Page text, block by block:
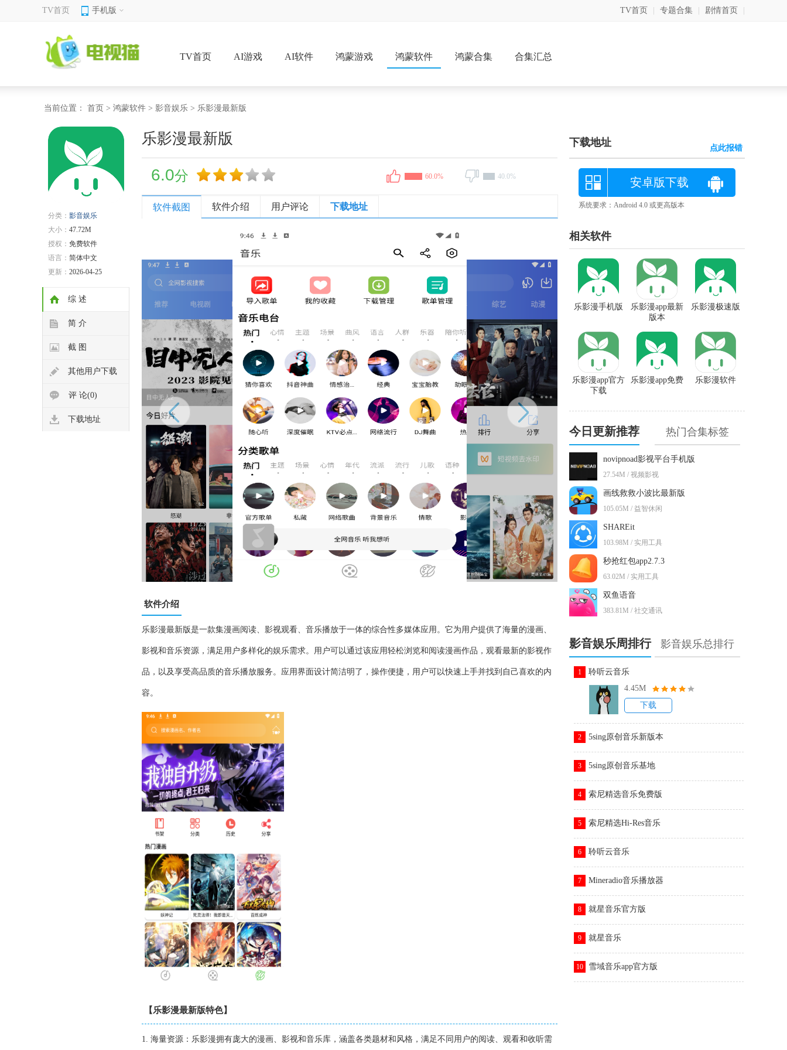
TV首页 手机版 TV首页 专题合集 剧情首页
TV首页 AI游戏 AI软件 鸿蒙游戏 鸿蒙软件 鸿蒙合集 合集汇总
当前位置： 首页 > 鸿蒙软件 > 影音娱乐 > 乐影漫最新版
分类： 影音娱乐
大小： 47.72M
授权： 免费软件
语言： 简体中文
更新： 2026-04-25
综 述
简 介
截 图
其他用户下载
评 论(0)
下载地址
乐影漫最新版
6.0分 60.0% 40.0%
软件截图 软件介绍 用户评论 下载地址
软件介绍
乐影漫最新版是一款集漫画阅读、影视观看、音乐播放于一体的综合性多媒体应用。它为用户提供了海量的漫画、
影视和音乐资源，满足用户多样化的娱乐需求。用户可以通过该应用轻松浏览和阅读漫画作品，观看最新的影视作
品，以及享受高品质的音乐播放服务。应用界面设计简洁明了，操作便捷，用户可以快速上手并找到自己喜欢的内
容。
【乐影漫最新版特色】
1. 海量资源：乐影漫拥有庞大的漫画、影视和音乐库，涵盖各类题材和风格，满足不同用户的阅读、观看和收听需
下载地址 点此报错
安卓版下载
系统要求：Android 4.0 或更高版本
相关软件
乐影漫极速版
乐影漫app最新
版本
乐影漫手机版
乐影漫软件
乐影漫app免费
乐影漫app官方
下载
今日更新推荐 热门合集标签
novipnoad影视平台手机版
27.54M / 视频影视
画线救救小波比最新版
105.05M / 益智休闲
SHAREit
103.98M / 实用工具
秒抢红包app2.7.3
63.02M / 实用工具
双鱼语音
383.81M / 社交通讯
影音娱乐周排行 影音娱乐总排行
1
聆听云音乐
4.45M
下载
2 5sing原创音乐新版本
3 5sing原创音乐基地
4 索尼精选音乐免费版
5 索尼精选Hi-Res音乐
6 聆听云音乐
7 Mineradio音乐播放器
8 就星音乐官方版
9 就星音乐
10 雪域音乐app官方版